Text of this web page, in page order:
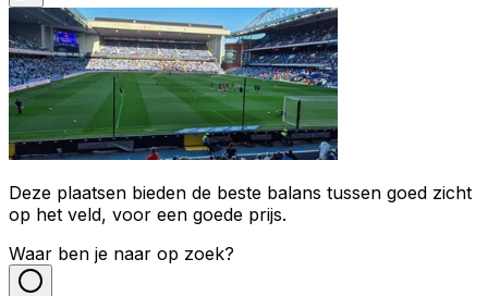
Deze plaatsen bieden de beste balans tussen goed zicht
op het veld, voor een goede prijs.
Waar ben je naar op zoek?